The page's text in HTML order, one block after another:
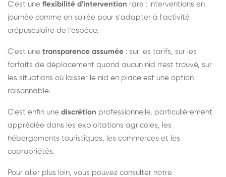
C'est une flexibilité d'intervention rare : interventions en
journée comme en soirée pour s'adapter à l'activité
crépusculaire de l'espèce.
C'est une transparence assumée : sur les tarifs, sur les
forfaits de déplacement quand aucun nid n'est trouvé, sur
les situations où laisser le nid en place est une option
raisonnable.
C'est enfin une discrétion professionnelle, particulièrement
appréciée dans les exploitations agricoles, les
hébergements touristiques, les commerces et les
copropriétés.
Pour aller plus loin, vous pouvez consulter notre